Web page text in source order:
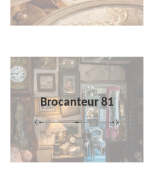
Brocanteur 81